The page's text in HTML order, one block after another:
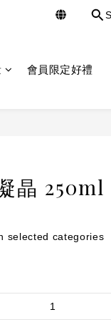
會員限定好禮
晶 250ml
selected categories